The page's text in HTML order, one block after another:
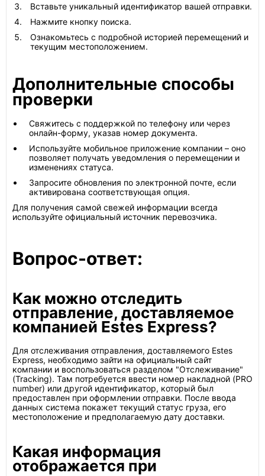
Вставьте уникальный идентификатор вашей отправки.
Нажмите кнопку поиска.
Ознакомьтесь с подробной историей перемещений и
текущим местоположением.
Дополнительные способы
проверки
Свяжитесь с поддержкой по телефону или через
онлайн-форму, указав номер документа.
Используйте мобильное приложение компании – оно
позволяет получать уведомления о перемещении и
изменениях статуса.
Запросите обновления по электронной почте, если
активирована соответствующая опция.
Для получения самой свежей информации всегда
используйте официальный источник перевозчика.
Вопрос-ответ:
Как можно отследить
отправление, доставляемое
компанией Estes Express?
Для отслеживания отправления, доставляемого Estes
Express, необходимо зайти на официальный сайт
компании и воспользоваться разделом "Отслеживание"
(Tracking). Там потребуется ввести номер накладной (PRO
number) или другой идентификатор, который был
предоставлен при оформлении отправки. После ввода
данных система покажет текущий статус груза, его
местоположение и предполагаемую дату доставки.
Какая информация
отображается при